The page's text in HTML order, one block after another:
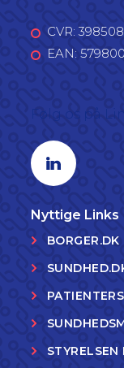
CVR:
EAN:
Linkedin profil
Nyttige Links
BORGER.DK
STYRELSEN